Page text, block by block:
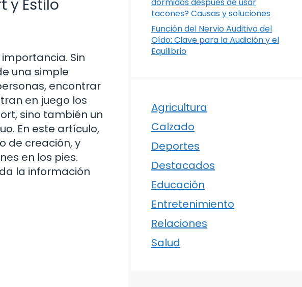
y Estilo
Sin
una simple
encontrar
en juego los
sino también un
En este artículo,
de creación, y
en los pies.
la información
tacones? Causas y soluciones
Función del Nervio Auditivo del
Oído: Clave para la Audición y el
Equilibrio
Agricultura
Calzado
Deportes
Destacados
Educación
Entretenimiento
Relaciones
Salud